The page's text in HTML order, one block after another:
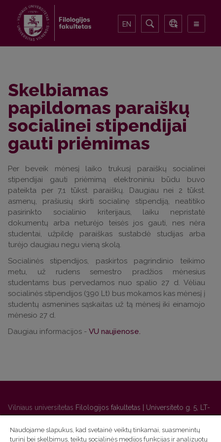
EN
Skelbiamas
papildomas paraiškų
socialinei stipendijai
gauti priėmimas
Per beveik mėnesį laiko trukusį paraiškų socialinei
stipendijai gauti priėmimą elektroniniu būdu buvo
pateikta per 7,1 tūkst. paraiškų. Daugiau nei 2 tūkst.
asmenų, prašiusių skirti socialinę stipendiją, neatitiko
pasirinkto socialinio kriterijaus, laiku nepristatė
dokumentų arba neturėjo teisės jos gauti, nes nėra
studentai, užpildę paraiškas sustabdė studijas arba
turėjo daugiau negu vieną skolą.
Socialinės stipendijos, paskirtos pagrindinio teikimo
metu, už rudens semestro pradžios mėnesius
studentams bus pervedamos nuo spalio 27 d. Vėliau
socialinės stipendijos (390 Lt) bus mokamos kas mėnesį į
studentų asmenines sąskaitas už tą mėnesį iki einamojo
mėnesio 27 d.
Daugiau informacijos - VU naujienose.
Vilniaus universitetas Filologijos fakultetas | Universiteto g. 5, LT-
01131 Vilnius
Studijų skyriaus(studijų ir tvarkaraščio klausimai) tel. (0 5) 268
Naudojame slapukus, kad svetainė veiktų tinkamai, suasmenintų
turinį bei skelbimus, teiktų socialinės medijos funkcijas ir analizuotų